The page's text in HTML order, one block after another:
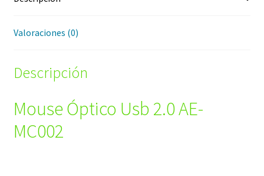
Valoraciones (0)
Descripción
Mouse Óptico Usb 2.0 AE-
MC002